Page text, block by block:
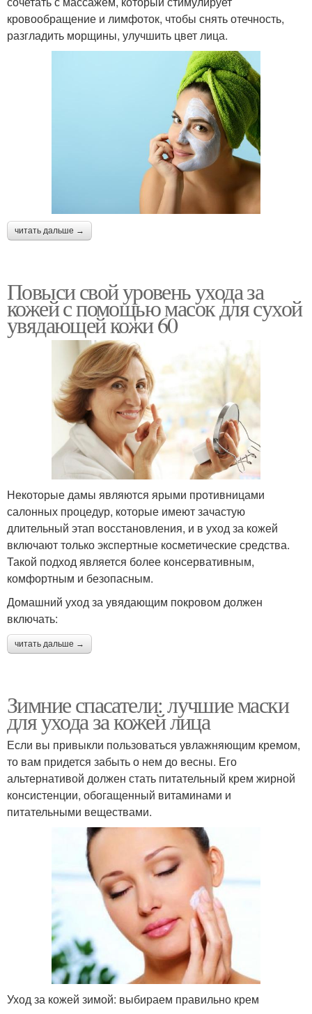
кровообращение и лимфоток, чтобы снять отечность,
разгладить морщины, улучшить цвет лица.
читать дальше →
Повыси свой уровень ухода за
кожей с помощью масок для сухой
увядающей кожи 60
Некоторые дамы являются ярыми противницами
салонных процедур, которые имеют зачастую
длительный этап восстановления, и в уход за кожей
включают только экспертные косметические средства.
Такой подход является более консервативным,
комфортным и безопасным.
Домашний уход за увядающим покровом должен
включать:
читать дальше →
Зимние спасатели: лучшие маски
для ухода за кожей лица
Если вы привыкли пользоваться увлажняющим кремом,
то вам придется забыть о нем до весны. Его
альтернативой должен стать питательный крем жирной
консистенции, обогащенный витаминами и
питательными веществами.
Уход за кожей зимой: выбираем правильно крем